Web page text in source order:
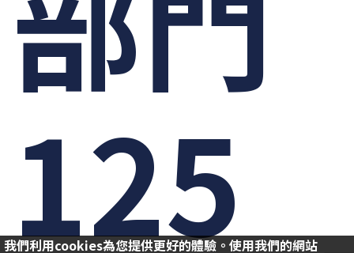
125
我們利用cookies為您提供更好的體驗。使用我們的網站